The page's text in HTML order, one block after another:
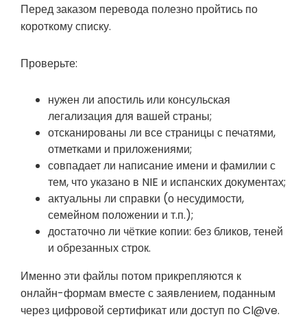
Перед заказом перевода полезно пройтись по
короткому списку.
Проверьте:
нужен ли апостиль или консульская
легализация для вашей страны;
отсканированы ли все страницы с печатями,
отметками и приложениями;
совпадает ли написание имени и фамилии с
тем, что указано в NIE и испанских документах;
актуальны ли справки (о несудимости,
семейном положении и т.п.);
достаточно ли чёткие копии: без бликов, теней
и обрезанных строк.
Именно эти файлы потом прикрепляются к
онлайн-формам вместе с заявлением, поданным
через цифровой сертификат или доступ по Cl@ve.